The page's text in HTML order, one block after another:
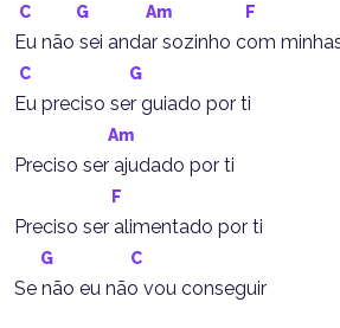
C G Am F
Eu não sei andar sozinho com
C G
Eu preciso ser guiado por ti
Am
Preciso ser ajudado por ti
F
Preciso ser alimentado por ti
G C
Se não eu não vou conseguir